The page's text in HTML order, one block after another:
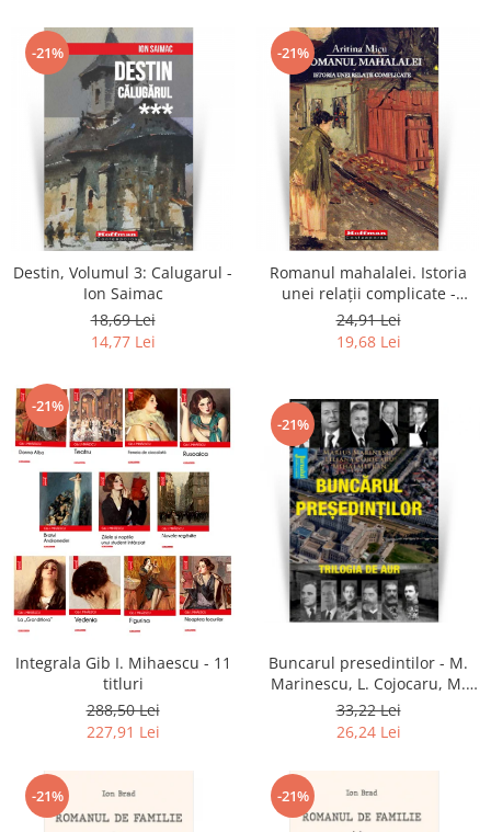
-21%
Destin, Volumul 3: Calugarul -
Ion Saimac
18,69 Lei
14,77 Lei
-21%
Romanul mahalalei. Istoria
unei relaţii complicate -
Aritina Micu
24,91 Lei
19,68 Lei
-21%
Integrala Gib I. Mihaescu - 11
titluri
288,50 Lei
227,91 Lei
-21%
Buncarul presedintilor - M.
Marinescu, L. Cojocaru, M.
Mitran
33,22 Lei
26,24 Lei
-21% -21%